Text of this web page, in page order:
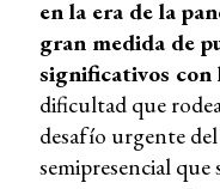
en la era de la
gran medida de
significativos con
dificultad que
desafío urgente
semipresencial que